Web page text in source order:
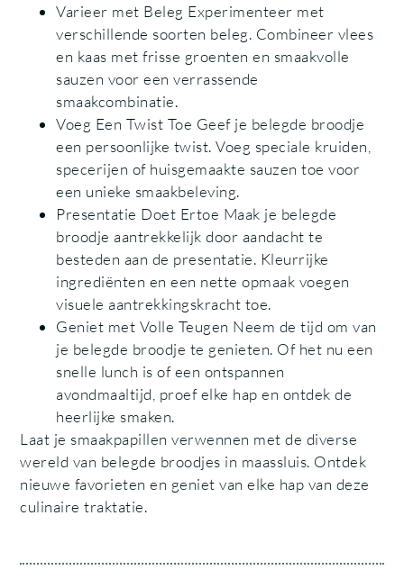
Varieer met Beleg Experimenteer met
verschillende soorten beleg. Combineer vlees
en kaas met frisse groenten en smaakvolle
sauzen voor een verrassende
smaakcombinatie.
Voeg Een Twist Toe Geef je belegde broodje
een persoonlijke twist. Voeg speciale kruiden,
specerijen of huisgemaakte sauzen toe voor
een unieke smaakbeleving.
Presentatie Doet Ertoe Maak je belegde
broodje aantrekkelijk door aandacht te
besteden aan de presentatie. Kleurrijke
ingrediënten en een nette opmaak voegen
visuele aantrekkingskracht toe.
Geniet met Volle Teugen Neem de tijd om van
je belegde broodje te genieten. Of het nu een
snelle lunch is of een ontspannen
avondmaaltijd, proef elke hap en ontdek de
heerlijke smaken.
Laat je smaakpapillen verwennen met de diverse
wereld van belegde broodjes in maassluis. Ontdek
nieuwe favorieten en geniet van elke hap van deze
culinaire traktatie.